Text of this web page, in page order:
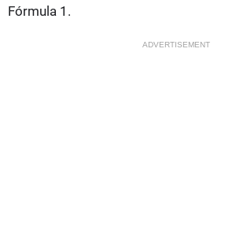
Fórmula 1.
ADVERTISEMENT